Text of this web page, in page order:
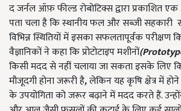
द जर्नल ऑफ़ फील्ड रोबोटिक्स द्वारा प्रकाशित
पता चला है कि स्थानीय फल और सब्जी सहकारी
विभिन्न स्थितियों में इसका सफलतापूर्वक परीक्षण
वैज्ञानिकों ने कहा कि प्रोटोटाइप मशीनों
किसी मदद से नहीं चलाया जा सकता इसके लिए
मौजूदगी होना जरूरी है,लेकिन यह कृषि क्षेत्र में होने
के उपयोगिता को जरूर बढ़ाने में मदद करते हैं.